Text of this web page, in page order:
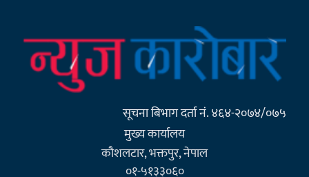
सूचना बिभाग दर्ता नं. ४६४-२०७४/०७५
मुख्य कार्यालय
कौशलटार, भक्तपुर, नेपाल
०१-५१३३०६०